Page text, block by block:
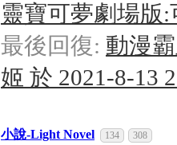
靈寶可夢劇場版:
最後回復: 動漫
姬 於 2021-8-13
小說-Light Novel 134
308